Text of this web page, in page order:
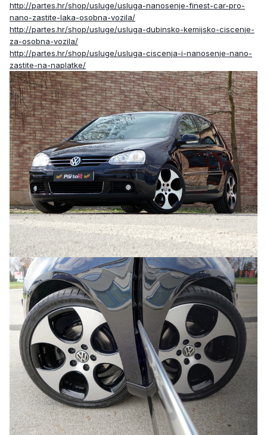
http://partes.hr/shop/usluge/usluga-nanosenje-finest-car-pro-
nano-zastite-laka-osobna-vozila/
http://partes.hr/shop/usluge/usluga-dubinsko-kemijsko-ciscenje-
za-osobna-vozila/
http://partes.hr/shop/usluge/usluga-ciscenja-i-nanosenje-nano-
zastite-na-naplatke/